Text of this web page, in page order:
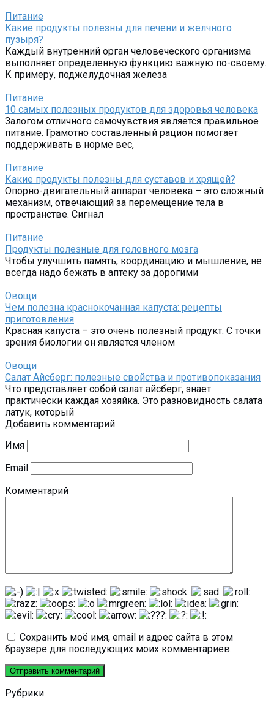
Питание
Какие продукты полезны для печени и желчного
пузыря?
Каждый внутренний орган человеческого организма
выполняет определенную функцию важную по-своему.
К примеру, поджелудочная железа
Питание
10 самых полезных продуктов для здоровья человека
Залогом отличного самочувствия является правильное
питание. Грамотно составленный рацион помогает
поддерживать в норме вес,
Питание
Какие продукты полезны для суставов и хрящей?
Опорно-двигательный аппарат человека – это сложный
механизм, отвечающий за перемещение тела в
пространстве. Сигнал
Питание
Продукты полезные для головного мозга
Чтобы улучшить память, координацию и мышление, не
всегда надо бежать в аптеку за дорогими
Овощи
Чем полезна краснокочанная капуста: рецепты
приготовления
Красная капуста – это очень полезный продукт. С точки
зрения биологии он является членом
Овощи
Салат Айсберг: полезные свойства и противопоказания
Что представляет собой салат айсберг, знает
практически каждая хозяйка. Это разновидность салата
латук, который
Добавить комментарий
Имя
Email
Комментарий
Сохранить моё имя, email и адрес сайта в этом
браузере для последующих моих комментариев.
Рубрики